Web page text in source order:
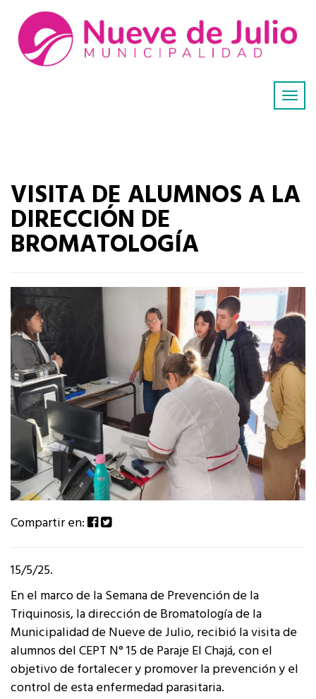
VISITA DE ALUMNOS A LA
DIRECCIÓN DE
BROMATOLOGÍA
Compartir en:
15/5/25.
En el marco de la Semana de Prevención de la
Triquinosis, la dirección de Bromatología de la
Municipalidad de Nueve de Julio, recibió la visita de
alumnos del CEPT N° 15 de Paraje El Chajá, con el
objetivo de fortalecer y promover la prevención y el
control de esta enfermedad parasitaria.